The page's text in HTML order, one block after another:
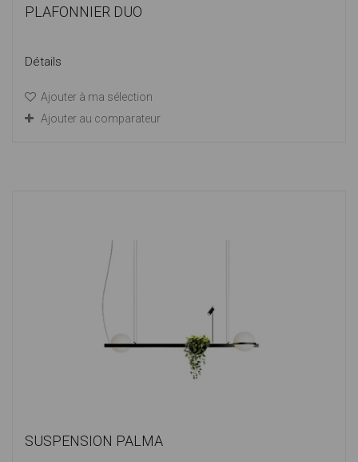
PLAFONNIER DUO
Détails
Ajouter à ma sélection
Ajouter au comparateur
SUSPENSION PALMA